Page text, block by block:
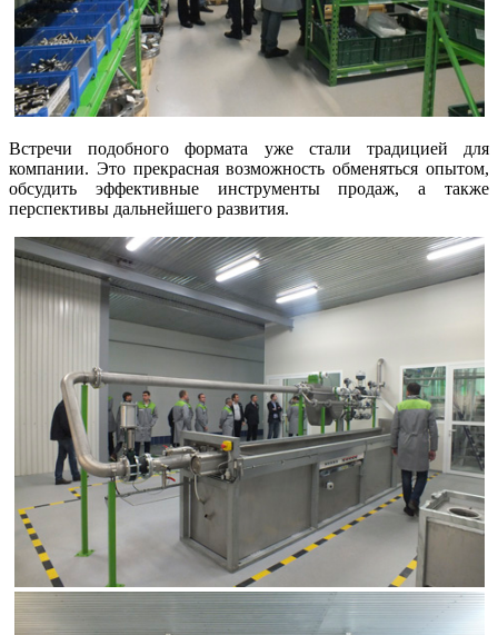
Встречи подобного формата уже стали традицией для
компании. Это прекрасная возможность обменяться опытом,
обсудить эффективные инструменты продаж, а также
перспективы дальнейшего развития.